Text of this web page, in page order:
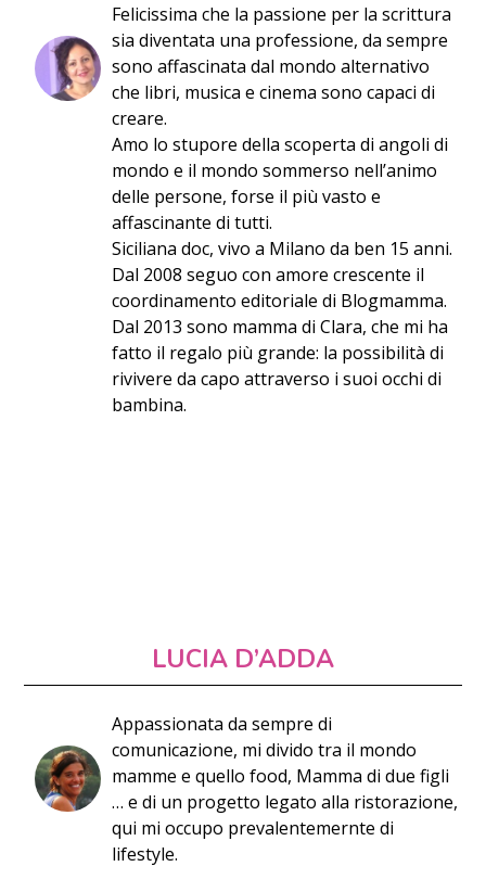
Felic​issima​ che la passione per la scrittura
sia diventata una professione, da sempre
sono affascinata dal mondo alternativo
che libri, musica e cinema sono capaci di
creare.
​Amo lo stupore della scoperta di angoli di
mondo ​e il mondo sommerso nell’animo
delle persone, forse il più vasto e
affascinante di tutti.
Siciliana doc, vivo a Milano da ben 15 anni.
Dal 2008 seguo con amore crescente il
coordinamento editoriale di Blogmamma. ​
Dal 2013 sono mamma di Clara, che mi ha
fatto il regalo più grande: la possibilità di
rivivere da capo attraverso i suoi occhi di
bambina.
LUCIA D’ADDA
Appassionata da sempre di
comunicazione, mi divido tra il mondo
mamme e quello food, Mamma di due figli
… e di un progetto legato alla ristorazione,
qui mi occupo prevalentemernte di
lifestyle.